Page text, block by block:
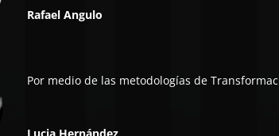
Rafael Angulo
Por medio de las metodologías de